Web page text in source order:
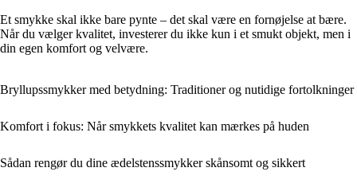
Et smykke skal ikke bare pynte – det skal være en fornøjelse at bære.
Når du vælger kvalitet, investerer du ikke kun i et smukt objekt, men i
din egen komfort og velvære.
Bryllupssmykker med betydning: Traditioner og nutidige fortolkninger
Komfort i fokus: Når smykkets kvalitet kan mærkes på huden
Sådan rengør du dine ædelstenssmykker skånsomt og sikkert